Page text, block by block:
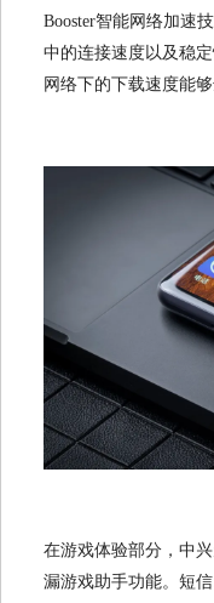
Booster智能网络加速
中的连接速度以及稳
网络下的下载速度能够
在游戏体验部分，中
漏游戏助手功能。短